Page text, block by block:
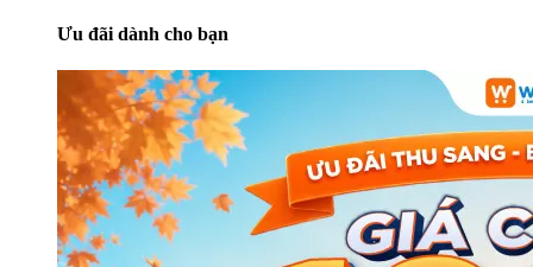
Ưu đãi dành cho bạn